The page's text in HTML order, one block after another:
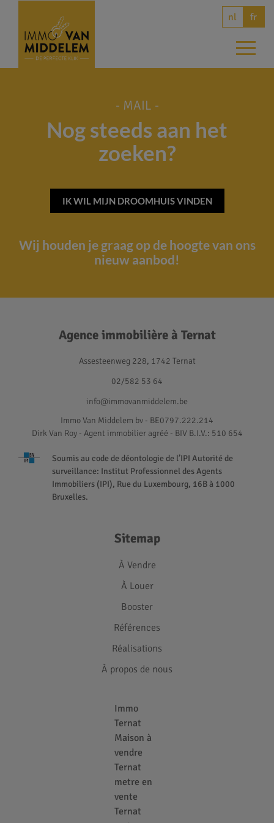
nl fr
- MAIL -
Nog steeds aan het
zoeken?
IK WIL MIJN DROOMHUIS VINDEN
Wij houden je graag op de hoogte van ons
nieuw aanbod!
Agence immobilière à Ternat
Assesteenweg 228, 1742 Ternat
02/582 53 64
info@immovanmiddelem.be
Immo Van Middelem bv - BE0797.222.214
Dirk Van Roy - Agent immobilier agréé - BIV B.I.V.: 510 654
Soumis au code de déontologie de l’IPI Autorité de
surveillance: Institut Professionnel des Agents
Immobiliers (IPI), Rue du Luxembourg, 16B à 1000
Bruxelles.
Sitemap
À Vendre
À Louer
Booster
Références
Réalisations
À propos de nous
Immo
Ternat
Maison à
vendre
Ternat
metre en
vente
Ternat